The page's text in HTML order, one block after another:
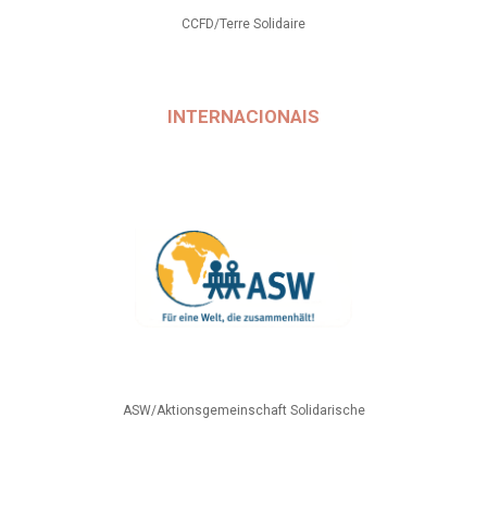
CCFD/Terre Solidaire
INTERNACIONAIS
ASW/Aktionsgemeinschaft Solidarische